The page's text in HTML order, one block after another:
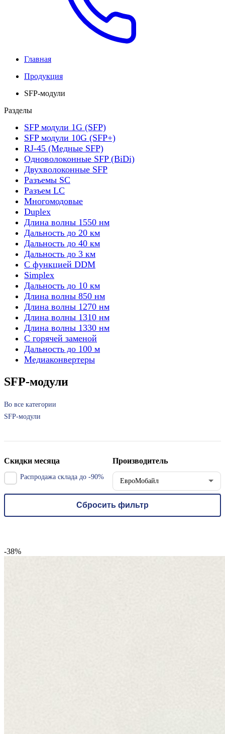
Главная
Продукция
SFP-модули
Разделы
SFP модули 1G (SFP)
SFP модули 10G (SFP+)
RJ-45 (Медные SFP)
Одноволоконные SFP (BiDi)
Двухволоконные SFP
Разъемы SC
Разъем LC
Многомодовые
Duplex
Длина волны 1550 нм
Дальность до 20 км
Дальность до 40 км
Дальность до 3 км
С функцией DDM
Simplex
Дальность до 10 км
Длина волны 850 нм
Длина волны 1270 нм
Длина волны 1310 нм
Длина волны 1330 нм
С горячей заменой
Дальность до 100 м
Медиаконвертеры
SFP-модули
Во все категории
SFP-модули
Скидки месяца
Распродажа склада до -90%
Производитель
ЕвроМобайл
-38%